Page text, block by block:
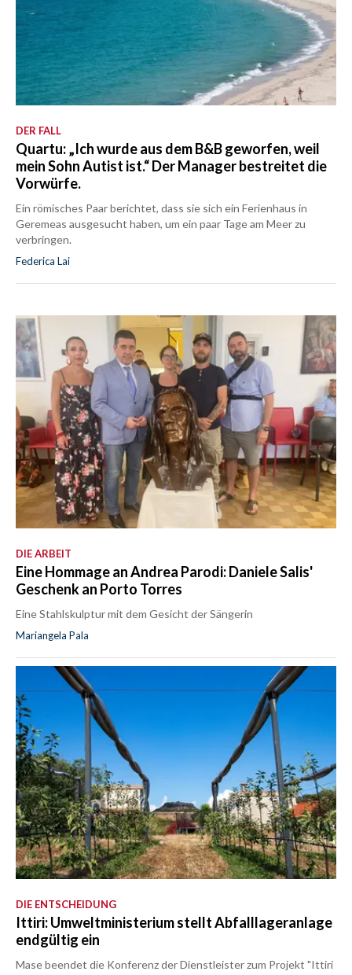
DER FALL
Quartu: „Ich wurde aus dem B&B geworfen, weil
mein Sohn Autist ist.“ Der Manager bestreitet die
Vorwürfe.
Ein römisches Paar berichtet, dass sie sich ein Ferienhaus in
Geremeas ausgesucht haben, um ein paar Tage am Meer zu
verbringen.
Federica Lai
DIE ARBEIT
Eine Hommage an Andrea Parodi: Daniele Salis'
Geschenk an Porto Torres
Eine Stahlskulptur mit dem Gesicht der Sängerin
Mariangela Pala
DIE ENTSCHEIDUNG
Ittiri: Umweltministerium stellt Abfalllageranlage
endgültig ein
Mase beendet die Konferenz der Dienstleister zum Projekt "Ittiri